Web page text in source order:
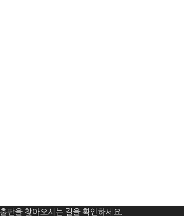
판을 찾아오시는 길을 확인하세요.